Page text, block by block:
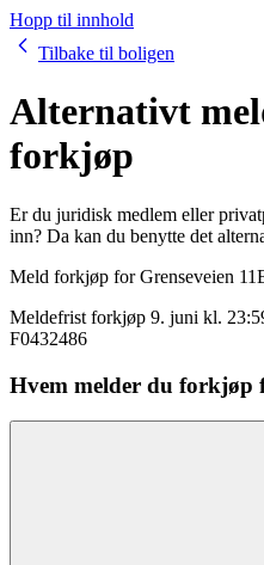
Hopp til innhold
Tilbake til boligen
Alternativt
forkjøp
Er du juridisk medlem eller
inn? Da kan du benytte det
Meld forkjøp forGrenseveien
Meldefrist forkjøp 9. juni kl.
F0432486
Hvem melder du forkjøp